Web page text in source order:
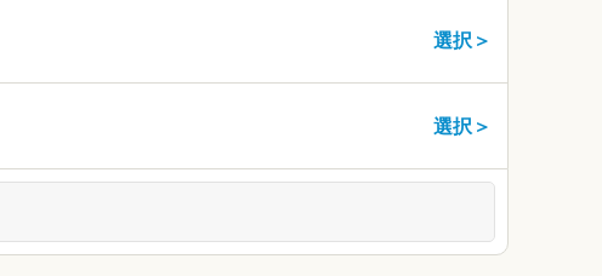
選択＞
選択＞